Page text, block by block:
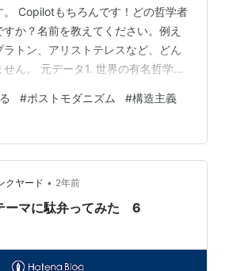
。 Copilotもちろんです！どの哲学者
か？名前を教えてください。例え
トン、アリストテレスなど、どん
ん。 元データ1. 世界の有名哲学者
史上の哲学者一覧｜孔子・老子・ジ
20選 ... 自分ミシェル・フーコーで
んな学問を齧ってはきたのです
ストモダニズム」は、一切興味を
ね。 友人から久しぶりに名…
#ポストモダニズム #構造主義
クヤード • 2年前
ーマに駄弁ってみた 6